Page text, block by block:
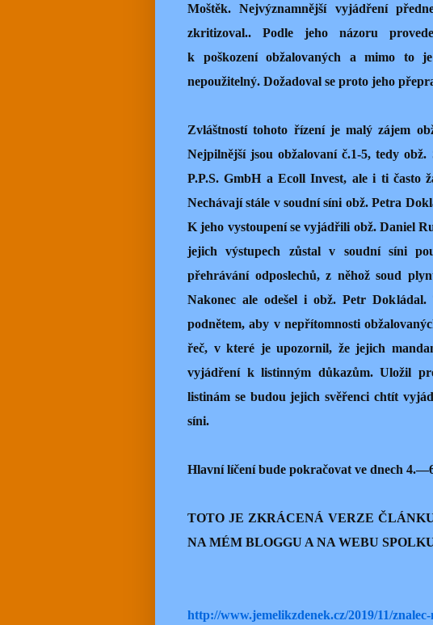
Moštěk.Nejvýznamnější vyjádření
zkritizoval.. Podle jeho názoru
k poškození obžalovaných a mimo to
nepoužitelný. Dožadoval se proto jeho
Zvláštností tohoto řízení je malý zájem
Nejpilnější jsou obžalovaní č.1-5, tedy
P.P.S. GmbH a Ecoll Invest, ale i ti často
Nechávají stále v soudní síni obž. Petra
K jeho vystoupení se vyjádřili obž. Daniel
jejich výstupech zůstal v soudní síni
přehrávání odposlechů, z něhož soud
Nakonec ale odešel i obž. Petr
podnětem, aby v nepřítomnosti
řeč, v které je upozornil, že jejich
vyjádření k listinným důkazům. Uložil
listinám se budou jejich svěřenci chtít
síni.
Hlavní líčení bude pokračovat ve dnech
TOTO JE ZKRÁCENÁ VERZE
NA MÉM BLOGGU A NA WEBU
http://www.jemelikzdenek.cz/2019/11/